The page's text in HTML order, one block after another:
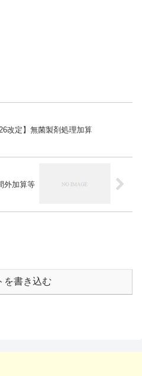
改定】無菌製剤処理加算
外加算等
を書き込む